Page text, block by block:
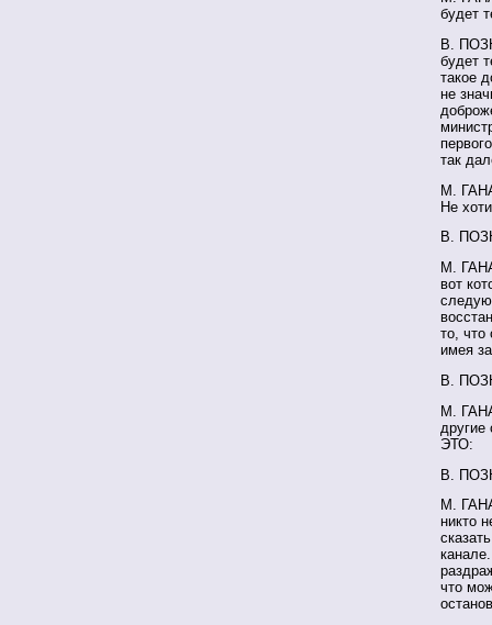
будет
В.
будет
такое
не
так
М.
Не
В.
М.
вот
то, что
имея
В.
М.
другие
ЭТО:
В.
М.
никто
что